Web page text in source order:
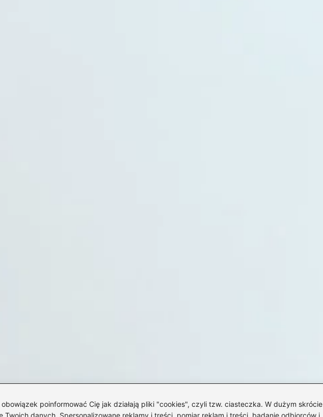
poinformować Cię jak działają pliki "cookies", czyli tzw. ciasteczka. W dużym skrócie
danych. Spersonalizowane reklamy i treści, pomiar reklam i treści, badanie odbiorców i